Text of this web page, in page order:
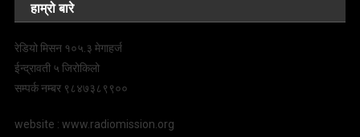
हाम्रो बारे
रेडियो मिसन १०५.३ मेगाहर्ज
ईन्द्रावती ५ जिरोकिलो
सम्पर्क नम्बर ९८४७३८९९००
website : www.radiomission.org